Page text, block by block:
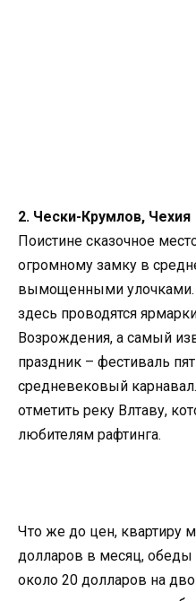
2. Чески-Крумлов, Чехия
Поистине сказочное
огромному замку в
вымощенными улочками.
здесь проводятся
Возрождения, а самый
праздник – фестиваль
средневековый
отметить реку Влтаву,
любителям рафтинга.
Что же до цен, квартиру
долларов в месяц, обеды
около 20 долларов на